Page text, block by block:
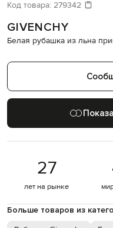
Давайте подберем что-то еще
Похожие товары
Код товара: 279342
GIVENCHY
Белая рубашка из льна
27
лет на рынке
Больше товаров из